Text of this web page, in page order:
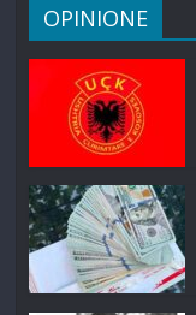
OPINIONE